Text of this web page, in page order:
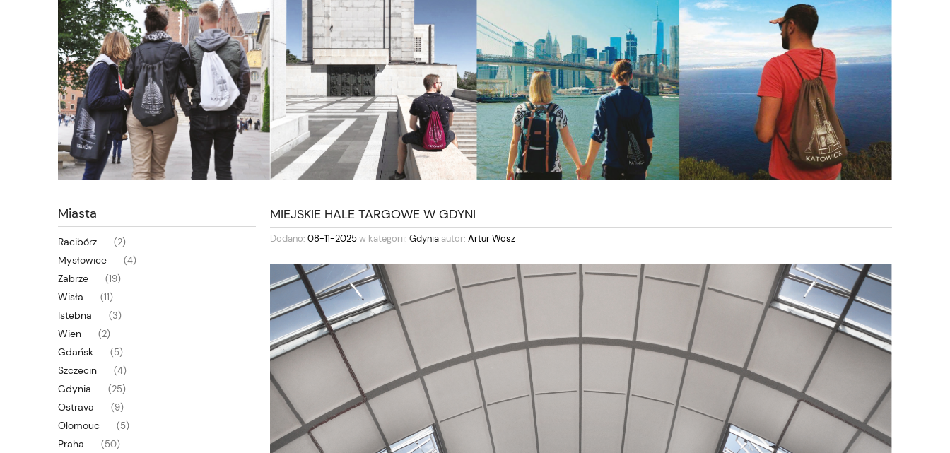
Miasta
Racibórz (2)
Mysłowice (4)
Zabrze (19)
Wisła (11)
Istebna (3)
Wien (2)
Gdańsk (5)
Szczecin (4)
Gdynia (25)
Ostrava (9)
Olomouc (5)
Praha (50)
MIEJSKIE HALE TARGOWE W GDYNI
Dodano: 08-11-2025w kategorii: Gdynia autor: Artur Wosz